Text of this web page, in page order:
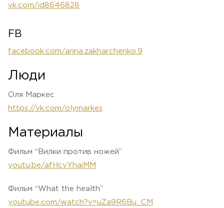
vk.com/id8646828
FB
facebook.com/anna.zakharchenko.9
Люди
Оля Маркес
https://vk.com/olymarkes
Материалы
Фильм “Вилки против ножей”
youtu.be/afHcvYhaiMM
Фильм “What the health”
youtube.com/watch?v=uZa9R6Bu_CM